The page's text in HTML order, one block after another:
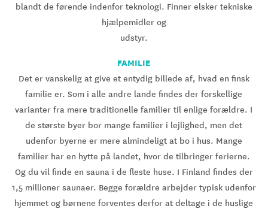
blandt de førende indenfor teknologi. Finner elsker tekniske
hjælpemidler og
udstyr.
FAMILIE
Det er vanskelig at give et entydig billede af, hvad en finsk
familie er. Som i alle andre lande findes der forskellige
varianter fra mere traditionelle familier til enlige forældre. I
de største byer bor mange familier i lejlighed, men det
udenfor byerne er mere almindeligt at bo i hus. Mange
familier har en hytte på landet, hvor de tilbringer ferierne.
Og du vil finde en sauna i de fleste huse. I Finland findes der
1,5 millioner saunaer. Begge forældre arbejder typisk udenfor
hjemmet og børnene forventes derfor at deltage i de huslige